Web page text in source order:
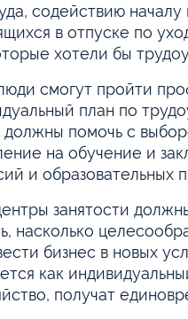
содействию
в отпуске по
хотели бы
смогут пройти
план по
помочь с
на обучение и
и образовательных
занятости
насколько
бизнес в новых
как
получат